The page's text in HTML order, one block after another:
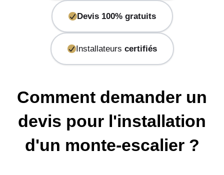
Devis 100% gratuits
Installateurs certifiés
Comment demander un
devis pour l'installation
d'un monte-escalier ?